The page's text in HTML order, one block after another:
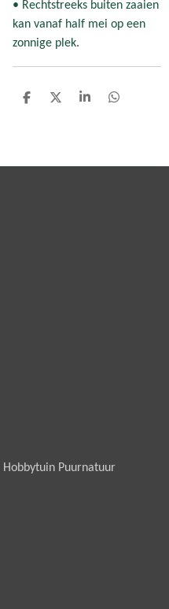
• Rechtstreeks buiten zaaien
kan vanaf half mei op een
zonnige plek.
D
D
S
D
Puurnatuur